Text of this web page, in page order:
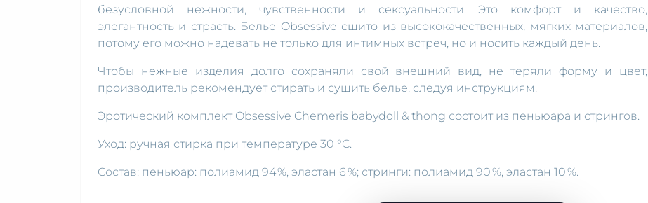
безусловной нежности, чувственности и сексуальности. Это комфорт и качество,
элегантность и страсть. Белье Obsessive сшито из высококачественных, мягких материалов,
потому его можно надевать не только для интимных встреч, но и носить каждый день.
Чтобы нежные изделия долго сохраняли свой внешний вид, не теряли форму и цвет,
производитель рекомендует стирать и сушить белье, следуя инструкциям.
Эротический комплект Obsessive Chemeris babydoll & thong состоит из пеньюара и стрингов.
Уход: ручная стирка при температуре 30 °C.
Состав: пеньюар: полиамид 94 %, эластан 6 %; стринги: полиамид 90 %, эластан 10 %.